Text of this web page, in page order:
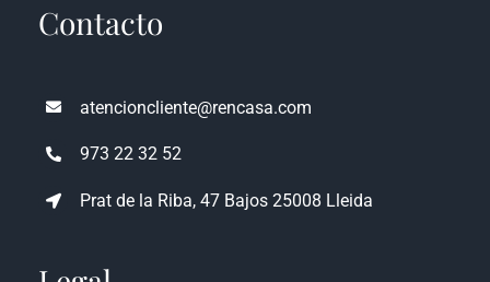
Contacto
atencioncliente@rencasa.com
973 22 32 52
Prat de la Riba, 47 Bajos 25008 Lleida